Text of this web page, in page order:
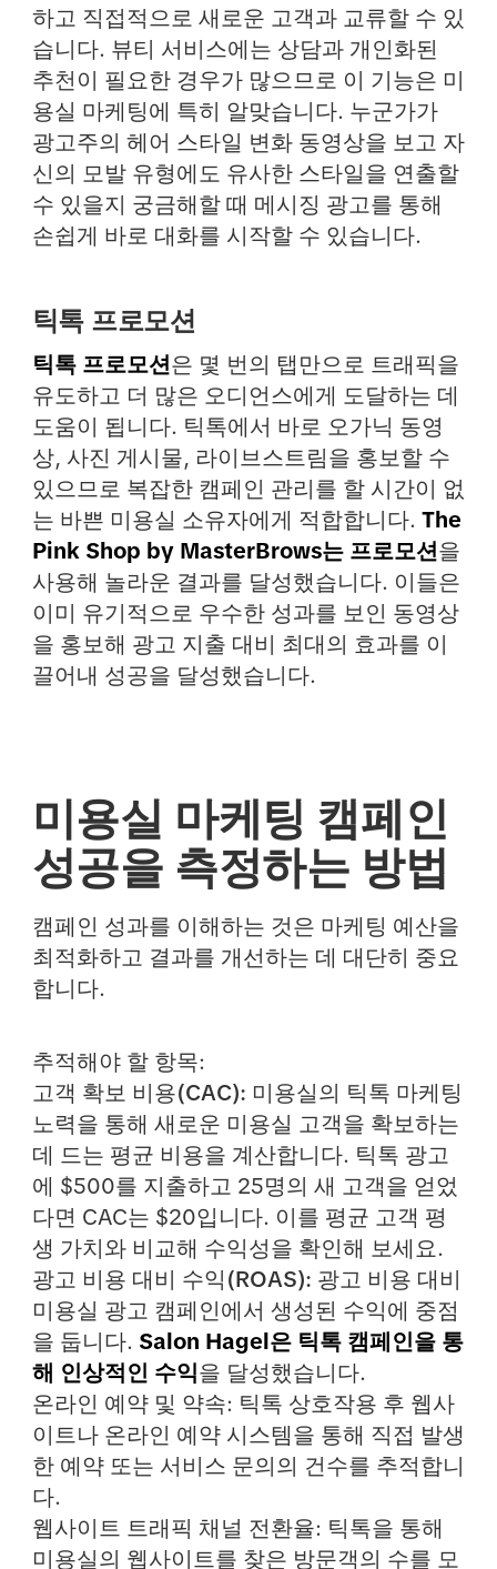
하고 직접적으로 새로운 고객과 교류할 수 있
습니다. 뷰티 서비스에는 상담과 개인화된
추천이 필요한 경우가 많으므로 이 기능은 미
용실 마케팅에 특히 알맞습니다. 누군가가
광고주의 헤어 스타일 변화 동영상을 보고 자
신의 모발 유형에도 유사한 스타일을 연출할
수 있을지 궁금해할 때 메시징 광고를 통해
손쉽게 바로 대화를 시작할 수 있습니다.
틱톡 프로모션
틱톡 프로모션 은 몇 번의 탭만으로 트래픽을
유도하고 더 많은 오디언스에게 도달하는 데
도움이 됩니다. 틱톡에서 바로 오가닉 동영
상, 사진 게시물, 라이브스트림을 홍보할 수
있으므로 복잡한 캠페인 관리를 할 시간이 없
는 바쁜 미용실 소유자에게 적합합니다. The
Pink Shop by MasterBrows는 프로모션 을
사용해 놀라운 결과를 달성했습니다. 이들은
이미 유기적으로 우수한 성과를 보인 동영상
을 홍보해 광고 지출 대비 최대의 효과를 이
끌어내 성공을 달성했습니다.
미용실 마케팅 캠페인
성공을 측정하는 방법
캠페인 성과를 이해하는 것은 마케팅 예산을
최적화하고 결과를 개선하는 데 대단히 중요
합니다.
추적해야 할 항목:
고객 확보 비용(CAC): 미용실의 틱톡 마케팅
노력을 통해 새로운 미용실 고객을 확보하는
데 드는 평균 비용을 계산합니다. 틱톡 광고
에 $500를 지출하고 25명의 새 고객을 얻었
다면 CAC는 $20입니다. 이를 평균 고객 평
생 가치와 비교해 수익성을 확인해 보세요.
광고 비용 대비 수익(ROAS): 광고 비용 대비
미용실 광고 캠페인에서 생성된 수익에 중점
을 둡니다. Salon Hagel은 틱톡 캠페인을 통
해 인상적인 수익을 달성했습니다.
온라인 예약 및 약속: 틱톡 상호작용 후 웹사
이트나 온라인 예약 시스템을 통해 직접 발생
한 예약 또는 서비스 문의의 건수를 추적합니
다.
웹사이트 트래픽 채널 전환율: 틱톡을 통해
미용실의 웹사이트를 찾은 방문객의 수를 모